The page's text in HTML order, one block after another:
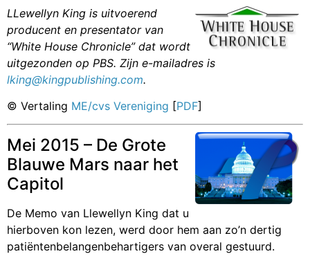
LLewellyn King is uitvoerend
producent en presentator van
“White House Chronicle” dat wordt
uitgezonden op PBS. Zijn e-mailadres is
lking@kingpublishing.com.
© Vertaling ME/cvs Vereniging [PDF]
Mei 2015 – De Grote
Blauwe Mars naar het
Capitol
De Memo van Llewellyn King dat u
hierboven kon lezen, werd door hem aan zo’n dertig
patiëntenbelangenbehartigers van overal gestuurd.